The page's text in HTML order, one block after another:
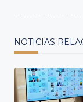
NOTICIAS